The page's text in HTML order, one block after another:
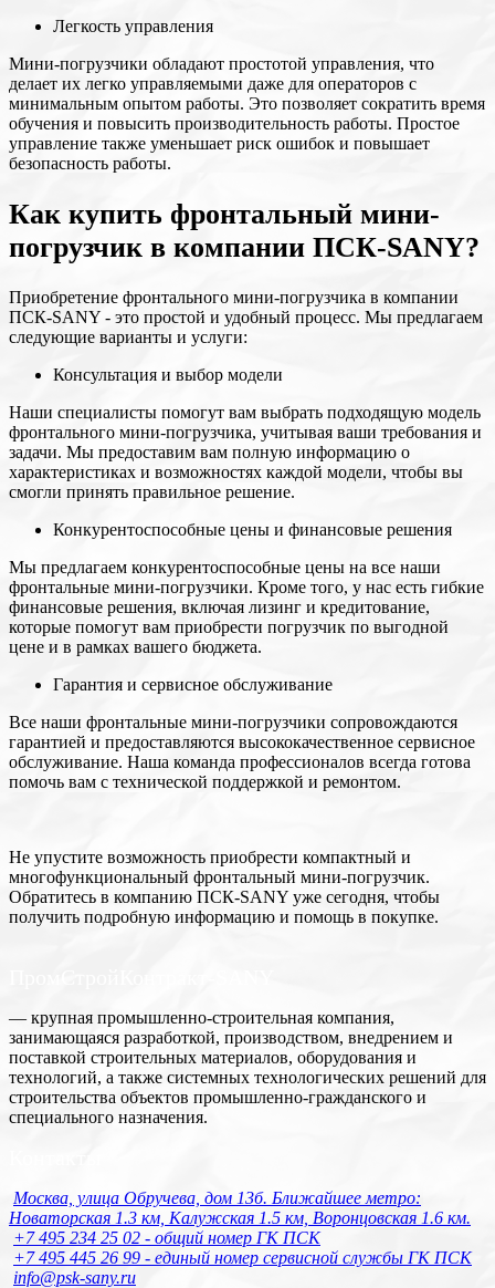
Легкость управления
Мини-погрузчики обладают простотой управления, что
делает их легко управляемыми даже для операторов с
минимальным опытом работы. Это позволяет сократить время
обучения и повысить производительность работы. Простое
управление также уменьшает риск ошибок и повышает
безопасность работы.
Как купить фронтальный мини-
погрузчик в компании ПСК-SANY?
Приобретение фронтального мини-погрузчика в компании
ПСК-SANY - это простой и удобный процесс. Мы предлагаем
следующие варианты и услуги:
Консультация и выбор модели
Наши специалисты помогут вам выбрать подходящую модель
фронтального мини-погрузчика, учитывая ваши требования и
задачи. Мы предоставим вам полную информацию о
характеристиках и возможностях каждой модели, чтобы вы
смогли принять правильное решение.
Конкурентоспособные цены и финансовые решения
Мы предлагаем конкурентоспособные цены на все наши
фронтальные мини-погрузчики. Кроме того, у нас есть гибкие
финансовые решения, включая лизинг и кредитование,
которые помогут вам приобрести погрузчик по выгодной
цене и в рамках вашего бюджета.
Гарантия и сервисное обслуживание
Все наши фронтальные мини-погрузчики сопровождаются
гарантией и предоставляются высококачественное сервисное
обслуживание. Наша команда профессионалов всегда готова
помочь вам с технической поддержкой и ремонтом.
Не упустите возможность приобрести компактный и
многофункциональный фронтальный мини-погрузчик.
Обратитесь в компанию ПСК-SANY уже сегодня, чтобы
получить подробную информацию и помощь в покупке.
— крупная промышленно-строительная компания,
занимающаяся разработкой, производством, внедрением и
поставкой строительных материалов, оборудования и
технологий, а также системных технологических решений для
строительства объектов промышленно-гражданского и
специального назначения.
Москва, улица Обручева, дом 13б. Ближайшее метро:
Новаторская 1.3 км, Калужская 1.5 км, Воронцовская 1.6 км.
+7 495 234 25 02 - общий номер ГК ПСК
+7 495 445 26 99 - единый номер сервисной службы ГК ПСК
info@psk-sany.ru